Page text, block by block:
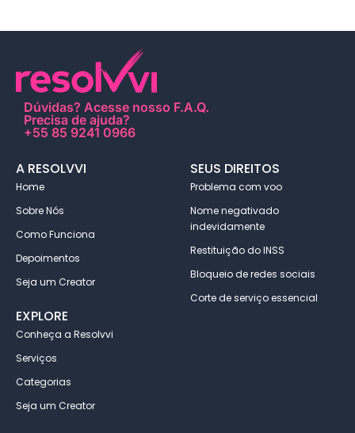
Dúvidas? Acesse nosso F.A.Q.
Precisa de ajuda?
+55 85 9241 0966
A RESOLVVI
Home
Sobre Nós
Como Funciona
Depoimentos
Seja um Creator
SEUS DIREITOS
Problema com voo
Nome negativado
indevidamente
Restituição do INSS
Bloqueio de redes sociais
Corte de serviço essencial
EXPLORE
Conheça a Resolvvi
Serviços
Categorias
Seja um Creator